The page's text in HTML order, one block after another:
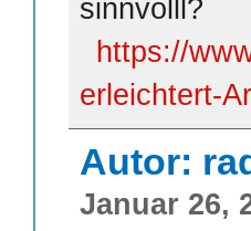
sinnvolll?
https://
erleichtert-
Autor:
Januar 26,